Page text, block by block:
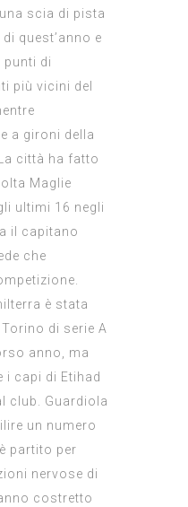
scia di pista
quest’anno e
punti di
più vicini del
a gironi della
città ha fatto
Maglie
ultimi 16 negli
il capitano
che
è stata
di serie A
anno, ma
i capi di Etihad
club. Guardiola
un numero
partito per
nervose di
costretto